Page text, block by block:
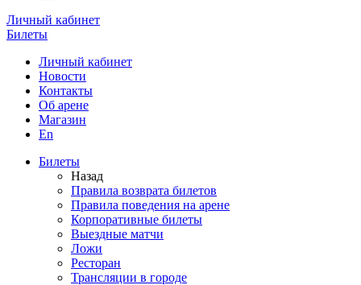
Личный кабинет
Билеты
Личный кабинет
Новости
Контакты
Об арене
Магазин
En
Билеты
Назад
Правила возврата билетов
Правила поведения на арене
Корпоративные билеты
Выездные матчи
Ложи
Ресторан
Трансляции в городе